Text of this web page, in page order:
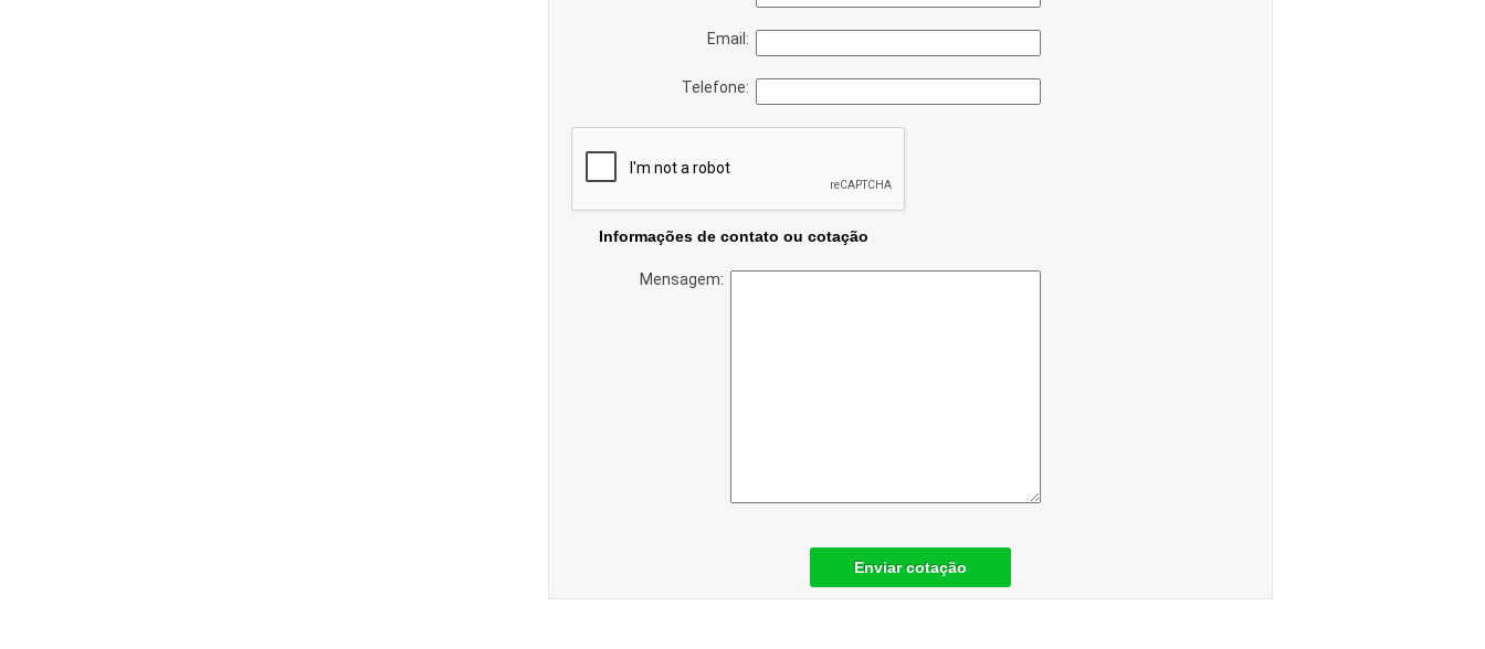
Email:
Telefone:
Informações de contato ou cotação
Mensagem:
Enviar cotação